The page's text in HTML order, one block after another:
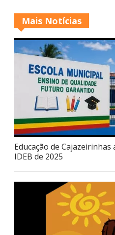
Mais Notícias
Educação de
IDEB de 2025